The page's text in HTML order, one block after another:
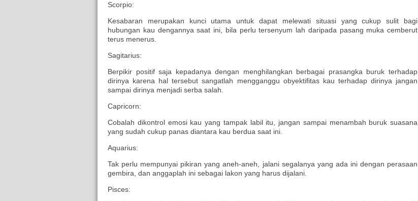
Scorpio:
Kesabaran merupakan kunci utama untuk dapat melewati situasi yang cukup sulit bagi
hubungan kau dengannya saat ini, bila perlu tersenyum lah daripada pasang muka cemberut
terus menerus.
Sagitarius:
Berpikir positif saja kepadanya dengan menghilangkan berbagai prasangka buruk terhadap
dirinya karena hal tersebut sangatlah mengganggu obyektifitas kau terhadap dirinya jangan
sampai dirinya menjadi serba salah.
Capricorn:
Cobalah dikontrol emosi kau yang tampak labil itu, jangan sampai menambah buruk suasana
yang sudah cukup panas diantara kau berdua saat ini.
Aquarius:
Tak perlu mempunyai pikiran yang aneh-aneh, jalani segalanya yang ada ini dengan perasaan
gembira, dan anggaplah ini sebagai lakon yang harus dijalani.
Pisces: